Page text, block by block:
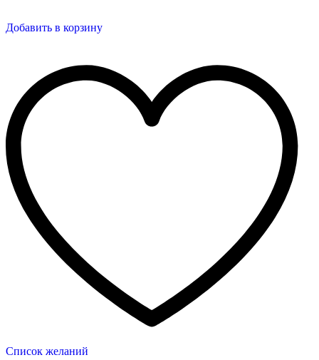
Добавить в корзину
Список желаний